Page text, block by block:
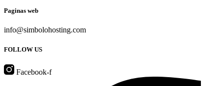
Paginas web
info@simbolohosting.com
FOLLOW US
Facebook-f